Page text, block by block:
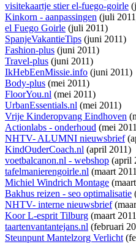
visitekaartje stier el-fuego-goirle
Kinkorn - aanpassingen (juli
el Fuego Goirle (juli 2011)
SpanjeVakantieTips (juni 2011)
Fashion-plus (juni 2011)
Travel-plus (juni 2011)
IkHebEenMissie.info (juni 2011)
Body-plus (mei 2011)
FloorYou.nl (mei 2011)
UrbanEssentials.nl (mei 2011)
Vrije Kinderopvang Eindhoven
Actionlabs - onderhoud (mei
NHTV- ALUMNI nieuwsbrief
KindOuderCoach.nl (april 2011)
voetbalcanon.nl - webshop (april
tafelmanierengoirle.nl (maart
Michiel Windrich Montage
Bakhus reizen - seo optimalisatie
NHTV- interne nieuwsbrief
Koor L-esprit Tilburg (maart
taartenvantantejans.nl (februari
Steunpunt Mantelzorg Verlicht